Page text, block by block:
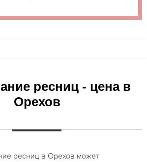
ресниц - цена в
Орехов
ресниц в Орехов может